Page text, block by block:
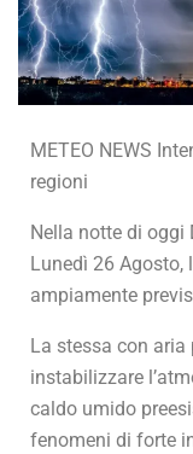
METEO NEWS
regioni
Nella notte di
Lunedì 26
ampiamente
La stessa con
instabilizzare
caldo umido
fenomeni di forte